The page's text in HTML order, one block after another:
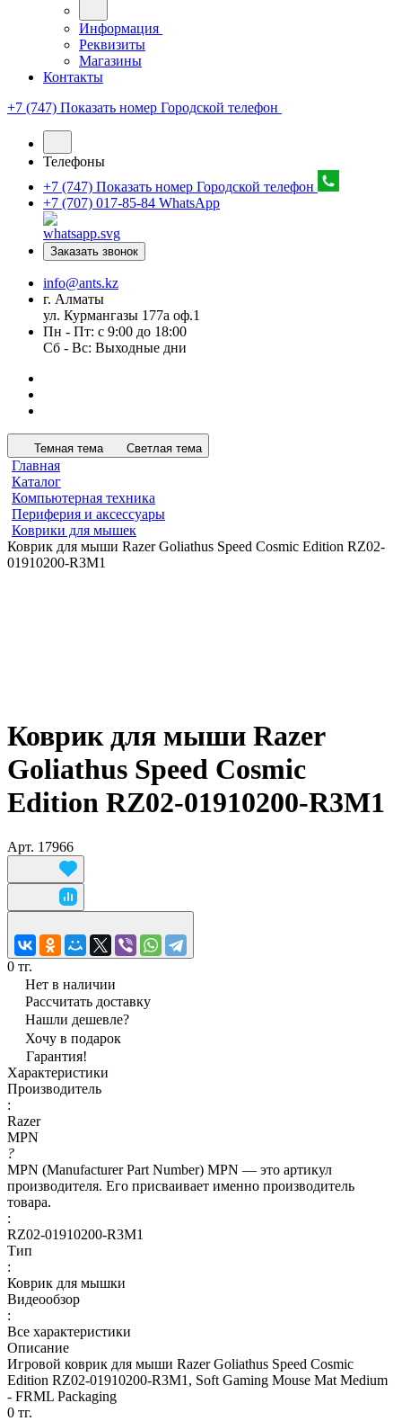
Информация
Реквизиты
Магазины
Контакты
+7 (747) Показать номер Городской телефон
Телефоны
+7 (747) Показать номер Городской телефон
+7 (707) 017-85-84 WhatsApp
Заказать звонок
info@ants.kz
г. Алматы
ул. Курмангазы 177а оф.1
Пн - Пт: с 9:00 до 18:00
Сб - Вс: Выходные дни
Темная тема Светлая тема
Главная
Каталог
Компьютерная техника
Периферия и аксессуары
Коврики для мышек
Коврик для мыши Razer Goliathus Speed Cosmic Edition RZ02-
01910200-R3M1
Коврик для мыши Razer
Goliathus Speed Cosmic
Edition RZ02-01910200-R3M1
Арт. 17966
0 тг.
Нет в наличии
Рассчитать доставку
Нашли дешевле?
Хочу в подарок
Гарантия!
Характеристики
Производитель
:
Razer
MPN
?
MPN (Manufacturer Part Number) MPN — это артикул
производителя. Его присваивает именно производитель
товара.
:
RZ02-01910200-R3M1
Тип
:
Коврик для мышки
Видеообзор
:
Все характеристики
Описание
Игровой коврик для мыши Razer Goliathus Speed Cosmic
Edition RZ02-01910200-R3M1, Soft Gaming Mouse Mat Medium
- FRML Packaging
0 тг.